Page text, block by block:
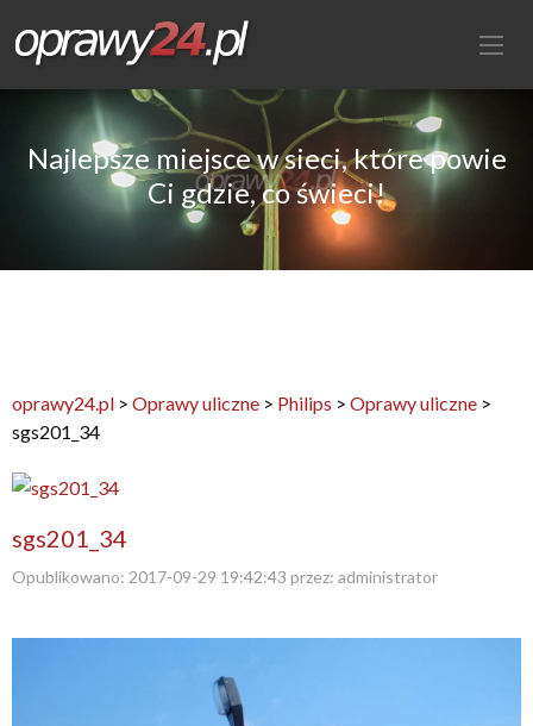
Najlepsze miejsce w sieci, które powie
Ci gdzie, co świeci!
oprawy24.pl > Oprawy uliczne > Philips > Oprawy uliczne >
sgs201_34
sgs201_34
Opublikowano: 2017-09-29 19:42:43 przez: administrator